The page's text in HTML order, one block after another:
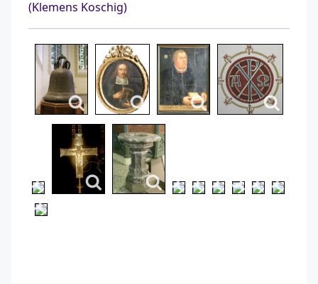
(Klemens Koschig)